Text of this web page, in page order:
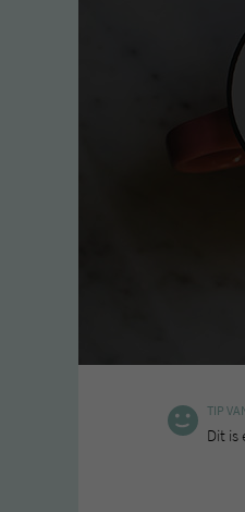
TIP
Dit is